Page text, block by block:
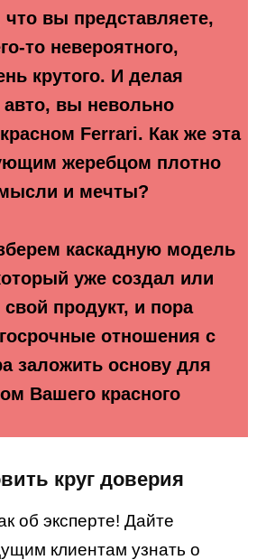
что вы представляете,
то невероятного,
крутого. И делая
авто, вы невольно
Ferrari. Как же эта
жеребцом плотно
и мечты?
каскадную модель
уже создал или
свой продукт, и пора
отношения с
заложить основу для
Вашего красного
круг доверия
об эксперте! Дайте
клиентам узнать о